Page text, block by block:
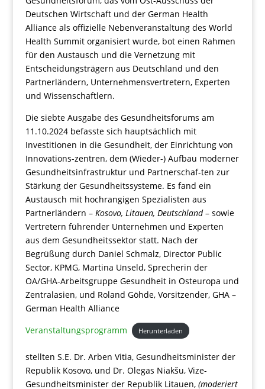
Deutschen Wirtschaft und der German Health
Alliance als offizielle Nebenveranstaltung des World
Health Summit organisiert wurde, bot einen Rahmen
für den Austausch und die Vernetzung mit
Entscheidungsträgern aus Deutschland und den
Partnerländern, Unternehmensvertretern, Experten
und Wissenschaftlern.
Die siebte Ausgabe des Gesundheitsforums am
11.10.2024 befasste sich hauptsächlich mit
Investitionen in die Gesundheit, der Einrichtung von
Innovations-zentren, dem (Wieder-) Aufbau moderner
Gesundheitsinfrastruktur und Partnerschaf-ten zur
Stärkung der Gesundheitssysteme. Es fand ein
Austausch mit hochrangigen Spezialisten aus
Partnerländern – Kosovo, Litauen, Deutschland– sowie
Vertretern führender Unternehmen und Experten
aus dem Gesundheitssektor statt. Nach der
Begrüßung durch Daniel Schmalz, Director Public
Sector, KPMG, Martina Unseld, Sprecherin der
OA/GHA-Arbeitsgruppe Gesundheit in Osteuropa und
Zentralasien, und Roland Göhde, Vorsitzender, GHA –
German Health Alliance
Veranstaltungsprogramm
Herunterladen
stellten S.E. Dr. Arben Vitia, Gesundheitsminister der
Republik Kosovo, und Dr. Olegas Niakšu, Vize-
Gesundheitsminister der Republik Litauen, (moderiert